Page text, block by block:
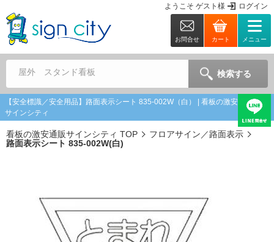
ようこそ ゲスト 様 ログイン
お問合せ カート メニュー
屋外 スタンド看板 検索する
【安全標識／安全用品】路面表示シート 835-002W（白） | 看板の激安通販なら
サインシティ
看板の激安通販サインシティ TOP
フロアサイン／路面表示
路面表示シート 835-002W(白)